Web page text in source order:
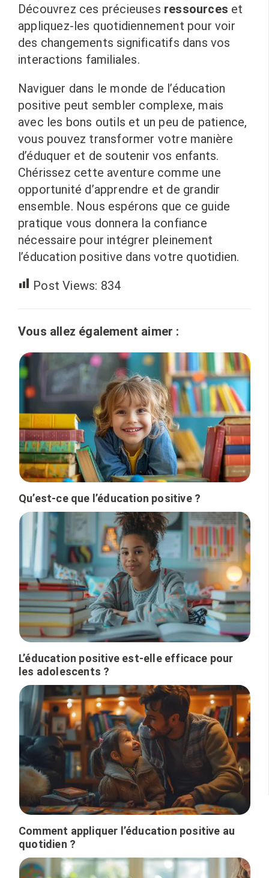
Découvrez ces précieuses ressources et
appliquez-les quotidiennement pour voir
des changements significatifs dans vos
interactions familiales.
Naviguer dans le monde de l’éducation
positive peut sembler complexe, mais
avec les bons outils et un peu de patience,
vous pouvez transformer votre manière
d’éduquer et de soutenir vos enfants.
Chérissez cette aventure comme une
opportunité d’apprendre et de grandir
ensemble. Nous espérons que ce guide
pratique vous donnera la confiance
nécessaire pour intégrer pleinement
l’éducation positive dans votre quotidien.
Post Views: 834
Vous allez également aimer :
Qu’est-ce que l’éducation positive ?
L’éducation positive est-elle efficace pour
les adolescents ?
Comment appliquer l’éducation positive au
quotidien ?